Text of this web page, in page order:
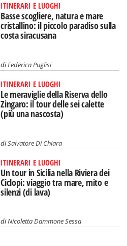
ITINERARI E LUOGHI
Basse scogliere, natura e mare
cristallino: il piccolo paradiso sulla
costa siracusana
diFederica Puglisi
ITINERARI E LUOGHI
Le meraviglie della Riserva dello
Zingaro: il tour delle sei calette
(più una nascosta)
diSalvatore Di Chiara
ITINERARI E LUOGHI
Un tour in Sicilia nella Riviera dei
Ciclopi: viaggio tra mare, mito e
silenzi (di lava)
diNicoletta Dammone Sessa